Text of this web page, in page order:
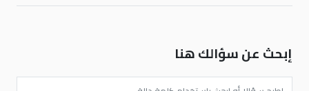
إبحث عن سؤالك هنا